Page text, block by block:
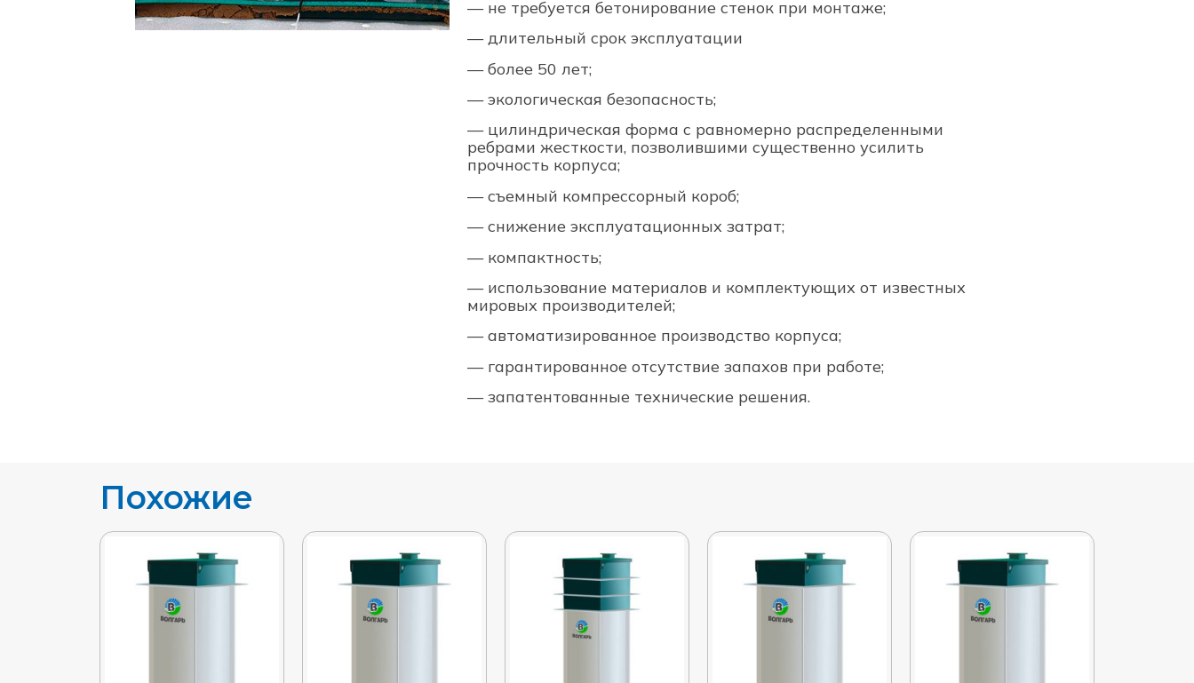
— не требуется бетонирование стенок при монтаже;
— длительный срок эксплуатации
— более 50 лет;
— экологическая безопасность;
— цилиндрическая форма с равномерно распределенными
ребрами жесткости, позволившими существенно усилить
прочность корпуса;
— съемный компрессорный короб;
— снижение эксплуатационных затрат;
— компактность;
— использование материалов и комплектующих от известных
мировых производителей;
— автоматизированное производство корпуса;
— гарантированное отсутствие запахов при работе;
— запатентованные технические решения.
Похожие